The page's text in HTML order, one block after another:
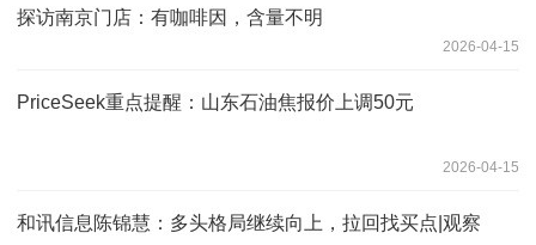
探访南京门店：有咖啡因，含量不明
2026-04-15
PriceSeek重点提醒：山东石油焦报价上调50元
2026-04-15
和讯信息陈锦慧：多头格局继续向上，拉回找买点|观察